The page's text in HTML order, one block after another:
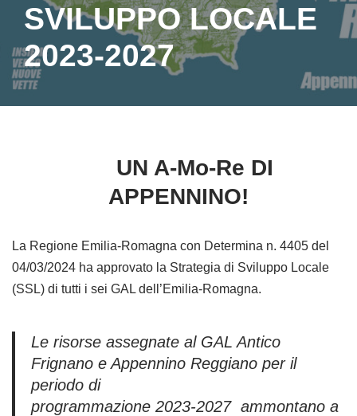
SVILUPPO LOCALE
2023-2027
UN A-Mo-Re DI
APPENNINO!
La Regione Emilia-Romagna con Determina n. 4405 del
04/03/2024 ha approvato la Strategia di Sviluppo Locale
(SSL) di tutti i sei GAL dell’Emilia-Romagna.
Le risorse assegnate al GAL Antico
Frignano e Appennino Reggiano per il
periodo di
programmazione 2023-2027 ammontano a